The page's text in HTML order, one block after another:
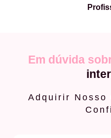
Em dúvida
Adquirir Nosso